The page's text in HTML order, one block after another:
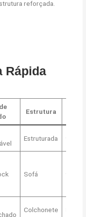
reforçada.
Rápida
Estrutura
Estruturada
Sofá
Colchonete